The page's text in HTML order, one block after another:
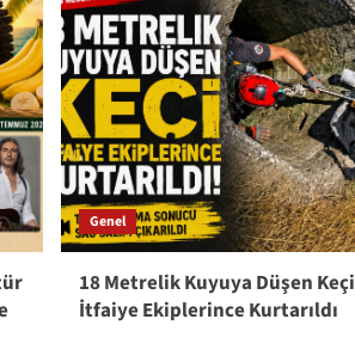
Genel
18 Metrelik Kuyuya Düşen Keçi
İtfaiye Ekiplerince Kurtarıldı